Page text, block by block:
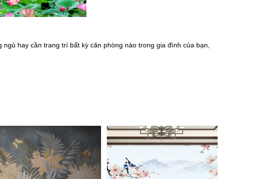
hay cần trang trí bất kỳ căn phòng nào trong gia đình của bạn,